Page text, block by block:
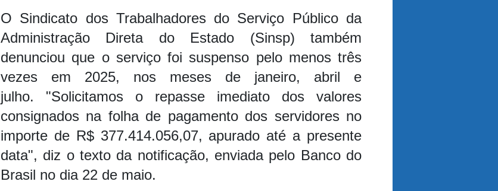
O Sindicato dos Trabalhadores do Serviço Público da
Administração Direta do Estado (Sinsp) também
denunciou que o serviço foi suspenso pelo menos três
vezes em 2025, nos meses de janeiro, abril e
julho. "Solicitamos o repasse imediato dos valores
consignados na folha de pagamento dos servidores no
importe de R$ 377.414.056,07, apurado até a presente
data", diz o texto da notificação, enviada pelo Banco do
Brasil no dia 22 de maio.